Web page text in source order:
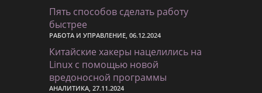
Пять способов сделать работу
быстрее
РАБОТА И УПРАВЛЕНИЕ, 06.12.2024
Китайские хакеры нацелились на
Linux с помощью новой
вредоносной программы
АНАЛИТИКА, 27.11.2024